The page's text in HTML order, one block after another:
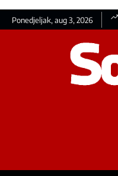
Ponedjeljak, aug 3, 2026